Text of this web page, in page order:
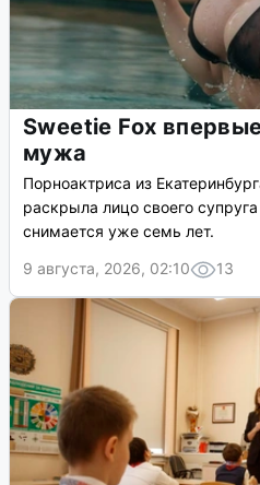
Sweetie Fox
мужа
Порноактриса из
раскрыла лицо своего
снимается уже семь лет.
9 августа, 2026, 02:10
13